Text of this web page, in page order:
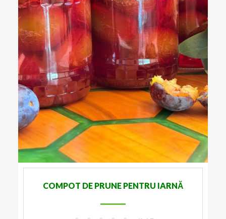
COMPOT DE PRUNE PENTRU IARNĂ